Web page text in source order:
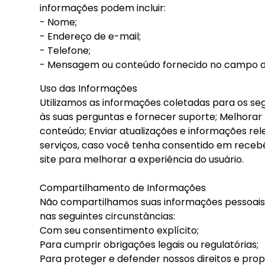
informações podem incluir:
- Nome;
- Endereço de e-mail;
- Telefone;
- Mensagem ou conteúdo fornecido no campo
Uso das Informações
Utilizamos as informações coletadas para os
às suas perguntas e fornecer suporte; Melhorar
conteúdo; Enviar atualizações e informações
serviços, caso você tenha consentido em
site para melhorar a experiência do usuário.
Compartilhamento de Informações
Não compartilhamos suas informações
nas seguintes circunstâncias:
Com seu consentimento explícito;
Para cumprir obrigações legais ou regulatórias;
Para proteger e defender nossos direitos e